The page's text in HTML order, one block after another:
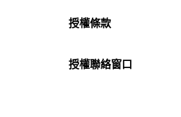
授權條款
授權聯絡窗口